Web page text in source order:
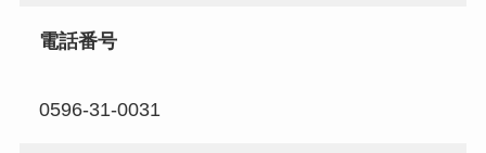
電話番号
0596-31-0031